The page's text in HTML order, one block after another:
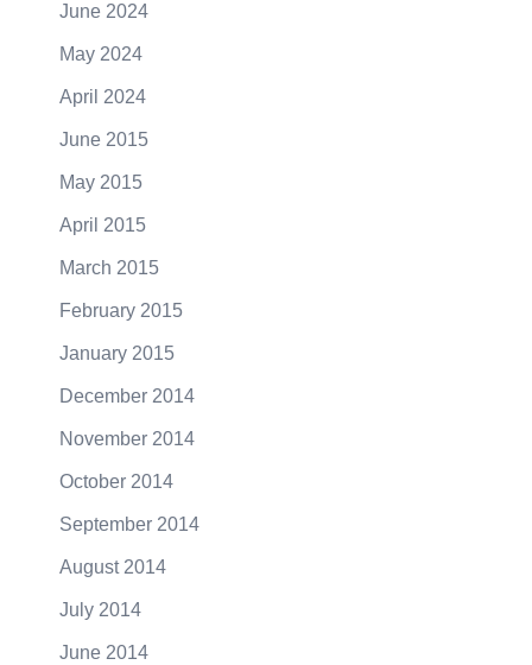
June 2024
May 2024
April 2024
June 2015
May 2015
April 2015
March 2015
February 2015
January 2015
December 2014
November 2014
October 2014
September 2014
August 2014
July 2014
June 2014